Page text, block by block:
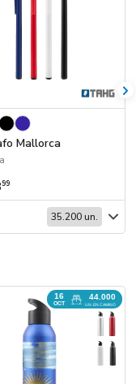
Mallorca
99
35.200 un.
16
OCT
44.000
UN. EN CAMINO